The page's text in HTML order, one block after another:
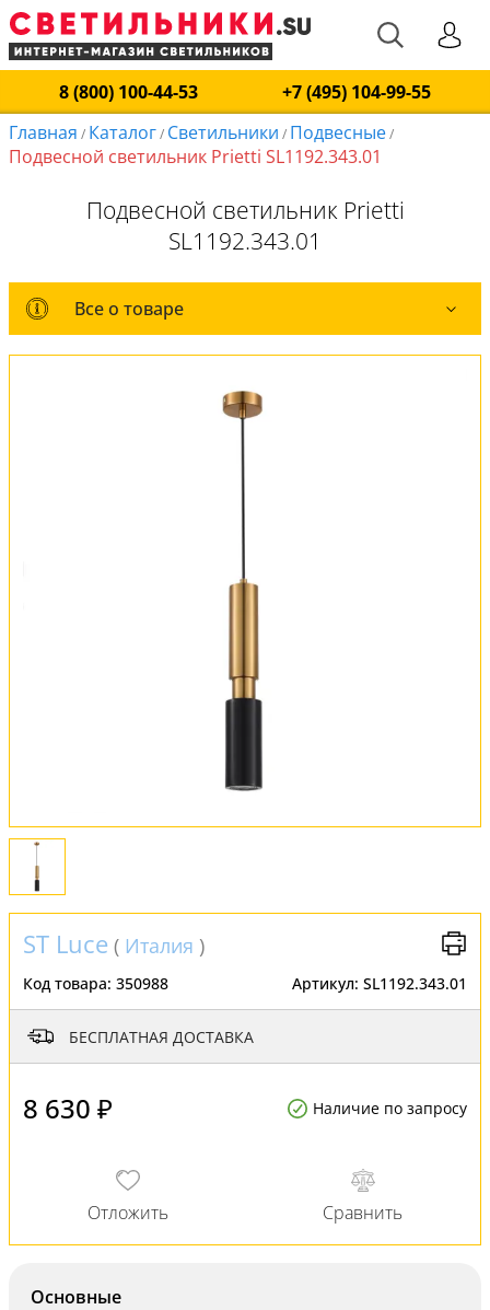
8 (800) 100-44-53
+7 (495) 104-99-55
Главная / Каталог/ Светильники / Подвесные/
Подвесной светильник Prietti SL1192.343.01
Подвесной светильник Prietti
SL1192.343.01
Все о товаре
Все о товаре
Комплект лампочек
ST Luce ( Италия )
Код товара: 350988 Артикул: SL1192.343.01
БЕСПЛАТНАЯ ДОСТАВКА
8 630 ₽ Наличие по запросу
Основные